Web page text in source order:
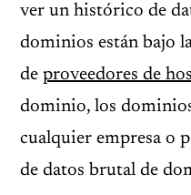
ver un histórico de
dominios están bajo
de proveedores de
dominio, los
cualquier empresa o
de datos brutal de